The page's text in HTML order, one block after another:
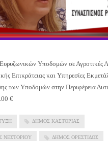
Υποδομών σε Αγροτικές
Επικράτειας και Υπηρεσίες
των Υποδομών στην Περιφέρεια
€
ΔΗΜΟΣ ΚΑΣΤΟΡΙΑΣ
ΝΕΣΤΟΡΙΟΥ ΔΗΜΟΣ ΟΡΕΣΤΙΔΟΣ